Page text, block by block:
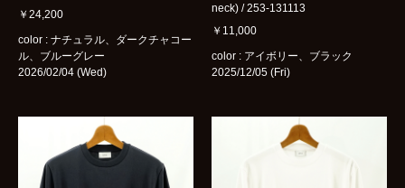
￥24,200
color : ナチュラル、ダークチャコー
ル、ブルーグレー
2026/02/04 (Wed)
neck) / 253-131113
￥11,000
color : アイボリー、ブラック
2025/12/05 (Fri)